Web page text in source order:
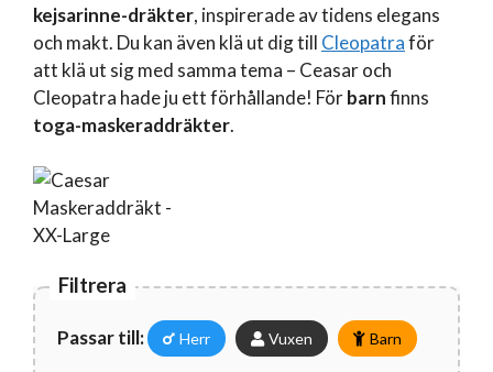
kejsarinne-dräkter, inspirerade av tidens elegans
och makt. Du kan även klä ut dig till Cleopatraför
att klä ut sig med samma tema – Ceasar och
Cleopatra hade ju ett förhållande! Förbarnfinns
toga-maskeraddräkter.
Filtrera
Passar till: Herr Vuxen Barn